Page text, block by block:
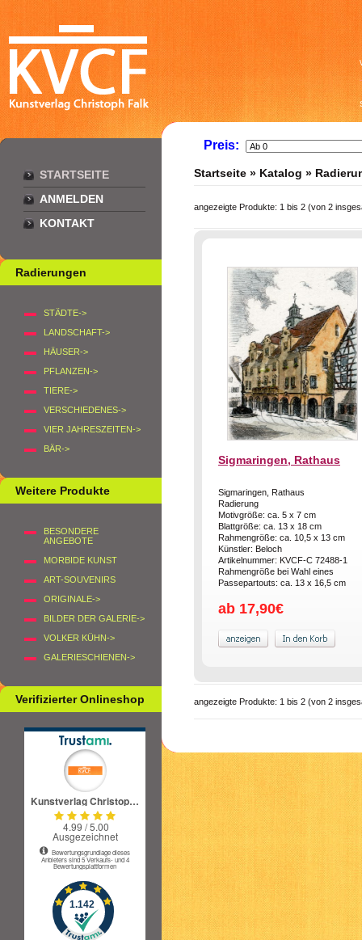
STARTSEITE
ANMELDEN
KONTAKT
Radierungen
STÄDTE->
LANDSCHAFT->
HÄUSER->
PFLANZEN->
TIERE->
VERSCHIEDENES->
VIER JAHRESZEITEN->
BÄR->
Weitere Produkte
BESONDERE
ANGEBOTE
MORBIDE KUNST
ART-SOUVENIRS
ORIGINALE->
BILDER DER GALERIE->
VOLKER KÜHN->
GALERIESCHIENEN->
Verifizierter Onlineshop
Preis:
Startseite » Katalog »
angezeigte Produkte: 1 bis 2 (von 2
Sigmaringen, Rathaus
Sigmaringen, Rathaus
Radierung
Motivgröße: ca. 5 x 7 cm
Blattgröße: ca. 13 x 18 cm
Rahmengröße: ca. 10,5 x 13 cm
Künstler: Beloch
Artikelnummer: KVCF-C 72488-1
Rahmengröße bei Wahl eines
Passepartouts: ca. 13 x 16,5 cm
ab 17,90€
angezeigte Produkte: 1 bis 2 (von 2